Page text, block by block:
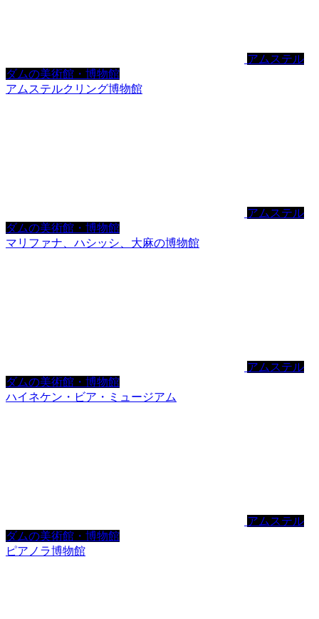
アムステル
ダムの美術館・博物館
アムステルクリング博物館
アムステル
ダムの美術館・博物館
マリファナ、ハシッシ、大麻の博物館
アムステル
ダムの美術館・博物館
ハイネケン・ビア・ミュージアム
アムステル
ダムの美術館・博物館
ピアノラ博物館